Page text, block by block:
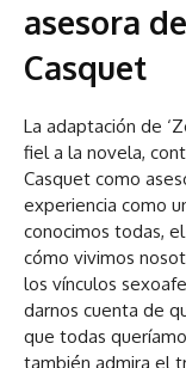
asesora
Casquet
La adaptación de
fiel a la novela,
Casquet como
experiencia como
conocimos todas,
cómo vivimos
los vínculos
darnos cuenta de
que todas
también admira el